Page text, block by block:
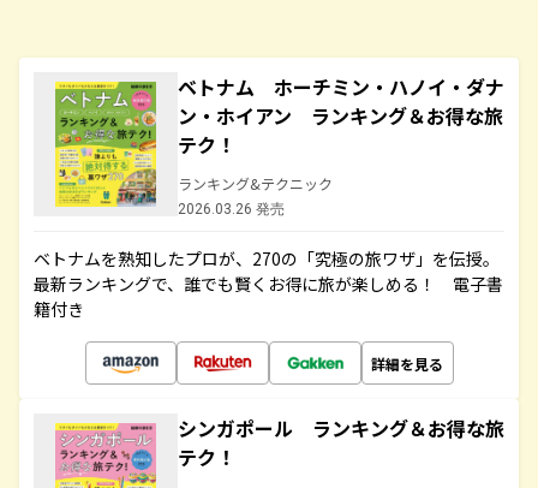
ベトナム ホーチミン・ハノイ・ダナ
ン・ホイアン ランキング＆お得な旅
テク！
ランキング&テクニック
2026.03.26 発売
ベトナムを熟知したプロが、270の「究極の旅ワザ」を伝授。
最新ランキングで、誰でも賢くお得に旅が楽しめる！ 電子書
籍付き
詳細を見る
シンガポール ランキング＆お得な旅
テク！